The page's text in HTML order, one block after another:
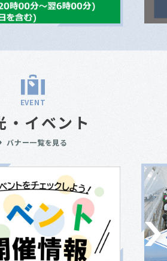
EVENT
・イベント
バナー一覧を見る